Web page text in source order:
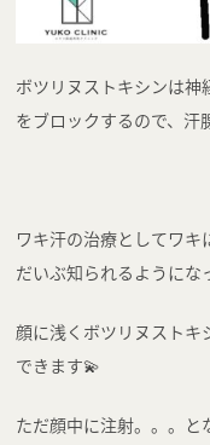
ボツリヌストキシンは
をブロックするので、汗
ワキ汗の治療としてワキ
だいぶ知られるようにな
顔に浅くボツリヌスト
できます💫
ただ顔中に注射。。。と